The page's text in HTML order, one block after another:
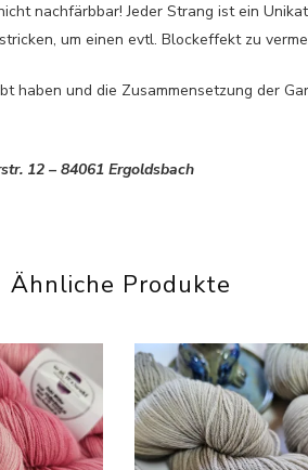
nachfärbbar! Jeder Strang ist ein
um einen evtl. Blockeffekt zu
haben und die Zusammensetzung der
12 – 84061 Ergoldsbach
Ähnliche Produkte